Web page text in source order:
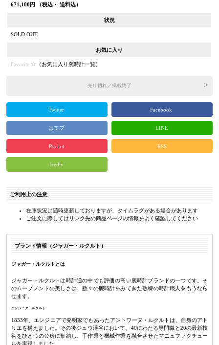
671,100 円 （税込・ 送料込）
状況
SOLD OUT
お気に入り
Favorite （お気に入り腕時計一覧）
売り切れ／掲載終了
Twitter Facebook
はてブ LINE
Pocket RSS
feedly
ご利用上の注意
在庫状況は随時更新しておりますが、タイムラグがある場合があります
ご注文に際してはリンク先の商品ページの情報をよく確認してください
ブランド情報（ジャガー・ルクルト）
ジャガー・ルクルトとは
ジャガー・ルクルトは時計通の中でも評価の高い腕時計ブランドの一つです。そ
のムーブメントの美しさは、数々の腕時計をみてきた熟練の時計職人をもうなら
せます。
エンジニア・ルクルト
1833年、エンジニアで発明家でもあったアントワーヌ・ルクルトは、自身のアト
リエを構えました。その後ジュウ渓谷において、40にわたる専門職と20の最新技
術をひとつの公房に集約し、手作業と機械作業を融合させたマニュファクチュー
ルを実現しました。